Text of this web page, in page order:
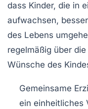
dass Kinder, die in
aufwachsen,
des Lebens
regelmäßig über
Wünsche des
Gemeinsame
ein einheitliches